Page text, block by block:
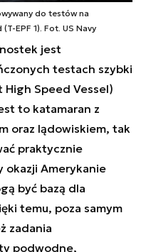
do testów na
EPF 1). Fot. US Navy
jest
testach szybki
Speed Vessel)
to katamaran z
oraz lądowiskiem, tak
praktycznie
okazji Amerykanie
być bazą dla
temu, poza samym
zadania
podwodne,